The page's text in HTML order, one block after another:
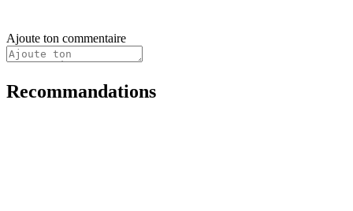
Ajoute ton commentaire
Recommandations